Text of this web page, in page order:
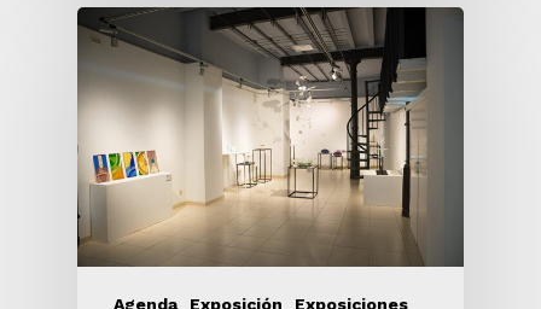
Agenda Exposición
Exposiciones